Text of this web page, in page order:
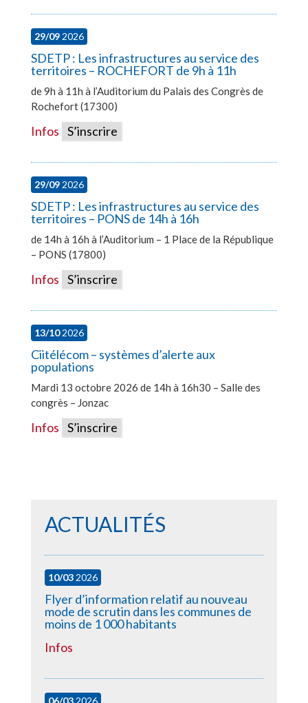
29/092026
SDETP : Les infrastructures au service des
territoires – ROCHEFORT de 9h à 11h
de 9h à 11h à l’Auditorium du Palais des Congrès de
Rochefort (17300)
Infos S’inscrire
29/092026
SDETP : Les infrastructures au service des
territoires – PONS de 14h à 16h
de 14h à 16h à l’Auditorium – 1 Place de la République
– PONS (17800)
Infos S’inscrire
13/102026
Ciitélécom – systèmes d’alerte aux
populations
Mardi 13 octobre 2026 de 14h à 16h30 – Salle des
congrès – Jonzac
Infos S’inscrire
ACTUALITÉS
10/032026
Flyer d’information relatif au nouveau
mode de scrutin dans les communes de
moins de 1 000 habitants
Infos